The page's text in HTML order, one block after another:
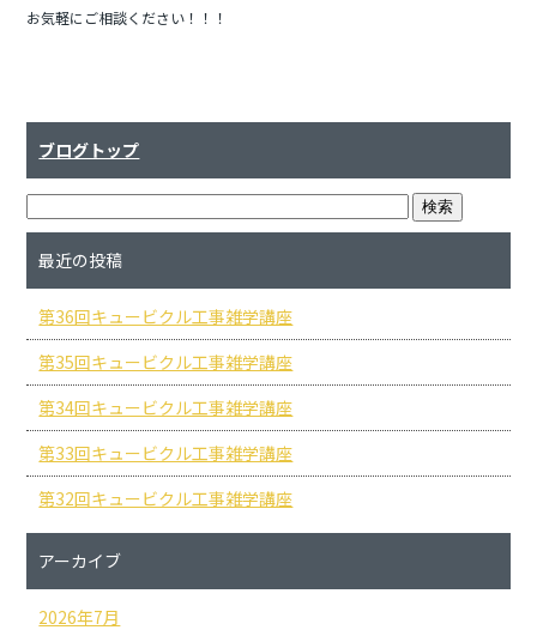
お気軽にご相談ください！！！
ブログトップ
最近の投稿
第36回キュービクル工事雑学講座
第35回キュービクル工事雑学講座
第34回キュービクル工事雑学講座
第33回キュービクル工事雑学講座
第32回キュービクル工事雑学講座
アーカイブ
2026年7月